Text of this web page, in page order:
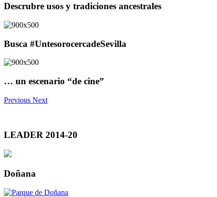
Descrubre usos y tradiciones ancestrales
Busca #UntesorocercadeSevilla
… un escenario “de cine”
Previous Next
LEADER 2014-20
Doñana